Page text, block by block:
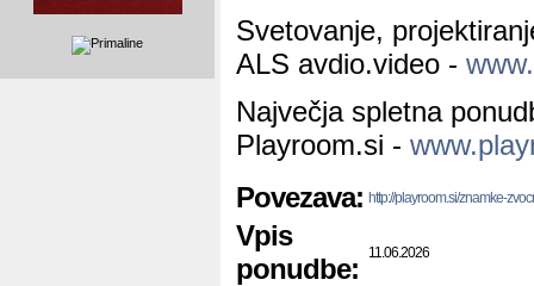
Svetovanje,
ALS avdio.video -
Največja spletna
Playroom.si -
Povezava: http://playroom.si/znamke-
Vpis
ponudbe:
11.06.2026